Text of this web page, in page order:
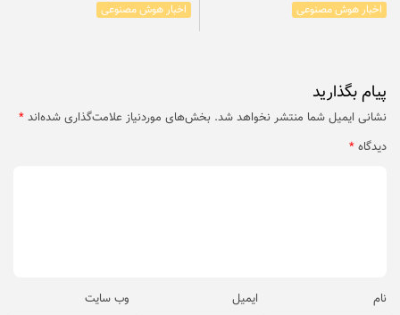
اخبار هوش مصنوعی
اخبار هوش مصنوعی
پیام بگذارید
نشانی ایمیل شما منتشر نخواهد شد. بخش‌های موردنیاز علامت‌گذاری شده‌اند *
دیدگاه *
نام ایمیل وب‌ سایت